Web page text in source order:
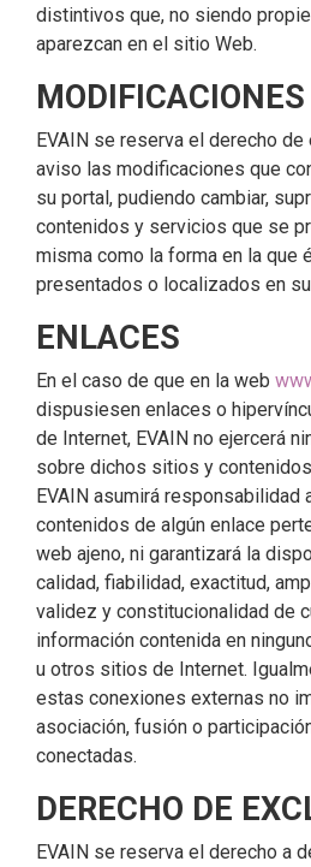
distintivos que, no siendo
aparezcan en el sitio Web.
MODIFICACIONES
EVAIN se reserva el derecho
aviso las modificaciones que
su portal, pudiendo cambiar,
contenidos y servicios que se
misma como la forma en la que
presentados o localizados en
ENLACES
En el caso de que en la web
dispusiesen enlaces o
de Internet, EVAIN no ejercerá
sobre dichos sitios y
EVAIN asumirá responsabilidad
contenidos de algún enlace
web ajeno, ni garantizará la
calidad, fiabilidad, exactitud,
validez y constitucionalidad de
información contenida en
u otros sitios de Internet.
estas conexiones externas no
asociación, fusión o
conectadas.
DERECHO DE
EVAIN se reserva el derecho a